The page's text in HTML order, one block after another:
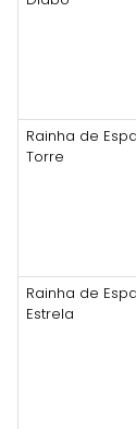
Rainha de
Torre
Rainha de
Estrela